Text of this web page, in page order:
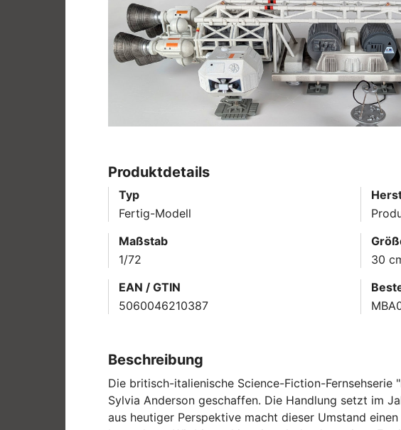
Produktdetails
Typ
Fertig-Modell
Maßstab
1/72
30
EAN / GTIN
5060046210387
Beschreibung
Die britisch-italienische Science-Fiction-Fernsehserie
Sylvia Anderson geschaffen. Die Handlung setzt im
aus heutiger Perspektive macht dieser Umstand